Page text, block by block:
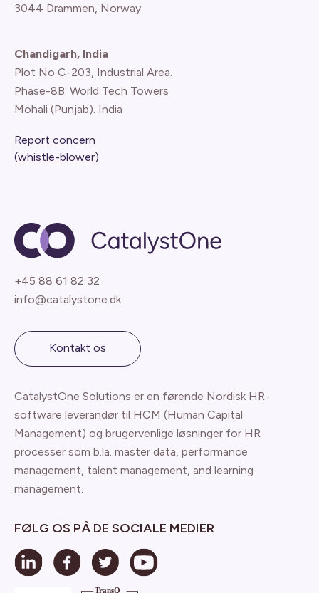
3044 Drammen, Norway
Chandigarh, India
Plot No C-203, Industrial Area.
Phase-8B. World Tech Towers
Mohali (Punjab). India
Report concern
(whistle-blower)
+45 88 61 82 32
info@catalystone.dk
Kontakt os
CatalystOne Solutions er en førende Nordisk HR-
software leverandør til HCM (Human Capital
Management) og brugervenlige løsninger for HR
processer som b.la. master data, performance
management, talent management, and learning
management.
FØLG OS PÅ DE SOCIALE MEDIER